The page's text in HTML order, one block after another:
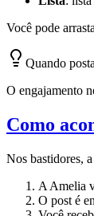
Você pode
Quando
O engajamento
Como
Nos bastidores,
A Amelia
O post é